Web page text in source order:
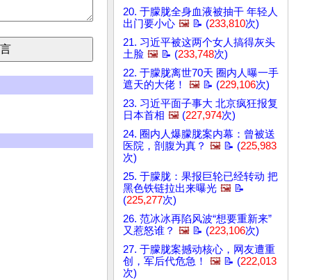
20. 于朦胧全身血液被抽干 年轻人
出门要小心 🖼️ 📝 (233,810次)
21. 习近平被这两个女人搞得灰头
土脸 🖼️ 📝 (233,748次)
22. 于朦胧离世70天 圈内人曝一手
遮天的大佬！
🖼️ 📝 (229,106次)
23. 习近平面子事大 北京疯狂报复
日本首相 🖼️ (227,974次)
24. 圈内人爆朦胧案内幕：曾被送
医院，剖腹为真？ 🖼️ 📝 (225,983
次)
25. 于朦胧：果报巨轮已经转动 把
黑色铁链拉出来曝光 🖼️ 📝
(225,277次)
26. 范冰冰再陷风波“想要重新来”
又惹怒谁？ 🖼️ 📝 (223,106次)
27. 于朦胧案撼动核心，网友遭重
创，军后代危急！
🖼️ 📝 (222,013
次)